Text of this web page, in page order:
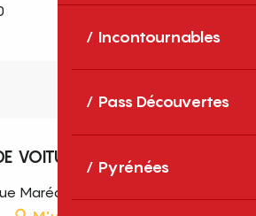
Incontournables
Pass Découvertes
Pyrénées
VOITURES ANCIENNES
Maréchal Joffre, Baixas